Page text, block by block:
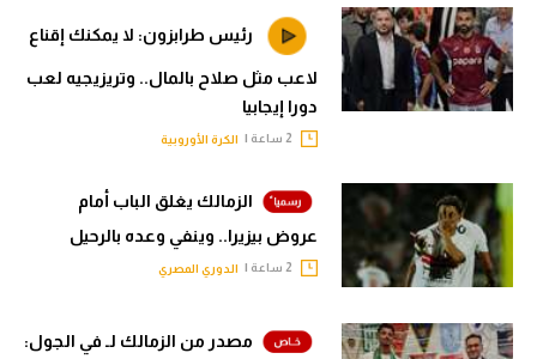
رئيس طرابزون: لا يمكنك إقناع
لاعب مثل صلاح بالمال.. وتريزيجيه لعب
دورا إيجابيا
الكرة الأوروبية
الزمالك يغلق الباب أمام
عروض بيزيرا.. وينفي وعده بالرحيل
الدوري المصري
مصدر من الزمالك لـ في الجول: